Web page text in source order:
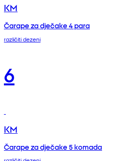
KM
Čarape za dječake 4 para
različiti dezeni
6
KM
Čarape za dječake 5 komada